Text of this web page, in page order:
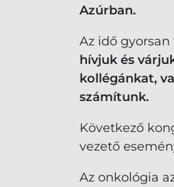
Azúrban.
Az idő
hívjuk és
kollégánkat,
számítunk.
Következő
vezető
Az onkológia